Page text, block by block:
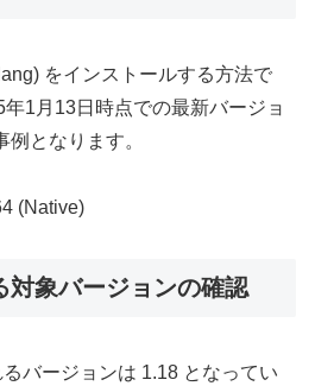
をインストールする方法で
1月13日時点での最新バージョ
となります。
(Native)
対象バージョンの確認
バージョンは 1.18 となってい